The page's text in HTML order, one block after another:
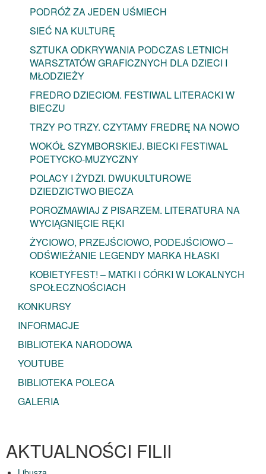
PODRÓŻ ZA JEDEN UŚMIECH
SIEĆ NA KULTURĘ
SZTUKA ODKRYWANIA PODCZAS LETNICH
WARSZTATÓW GRAFICZNYCH DLA DZIECI I
MŁODZIEŻY
FREDRO DZIECIOM. FESTIWAL LITERACKI W
BIECZU
TRZY PO TRZY. CZYTAMY FREDRĘ NA NOWO
WOKÓŁ SZYMBORSKIEJ. BIECKI FESTIWAL
POETYCKO-MUZYCZNY
POLACY I ŻYDZI. DWUKULTUROWE
DZIEDZICTWO BIECZA
POROZMAWIAJ Z PISARZEM. LITERATURA NA
WYCIĄGNIĘCIE RĘKI
ŻYCIOWO, PRZEJŚCIOWO, PODEJŚCIOWO –
ODŚWIEŻANIE LEGENDY MARKA HŁASKI
KOBIETYFEST! – MATKI I CÓRKI W LOKALNYCH
SPOŁECZNOŚCIACH
KONKURSY
INFORMACJE
BIBLIOTEKA NARODOWA
YOUTUBE
BIBLIOTEKA POLECA
GALERIA
AKTUALNOŚCI FILII